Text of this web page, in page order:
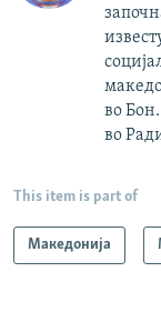
во
во
This item is part of
Македонија